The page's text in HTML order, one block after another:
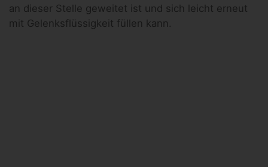
an dieser Stelle geweitet ist und sich leicht erneut
mit Gelenksflüssigkeit füllen kann.